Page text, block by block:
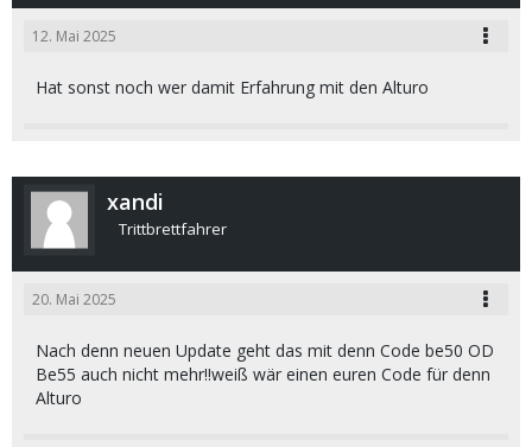
12. Mai 2025
Hat sonst noch wer damit Erfahrung mit den Alturo
xandi
Trittbrettfahrer
20. Mai 2025
Nach denn neuen Update geht das mit denn Code be50 OD
Be55 auch nicht mehr!!weiß wär einen euren Code für denn
Alturo